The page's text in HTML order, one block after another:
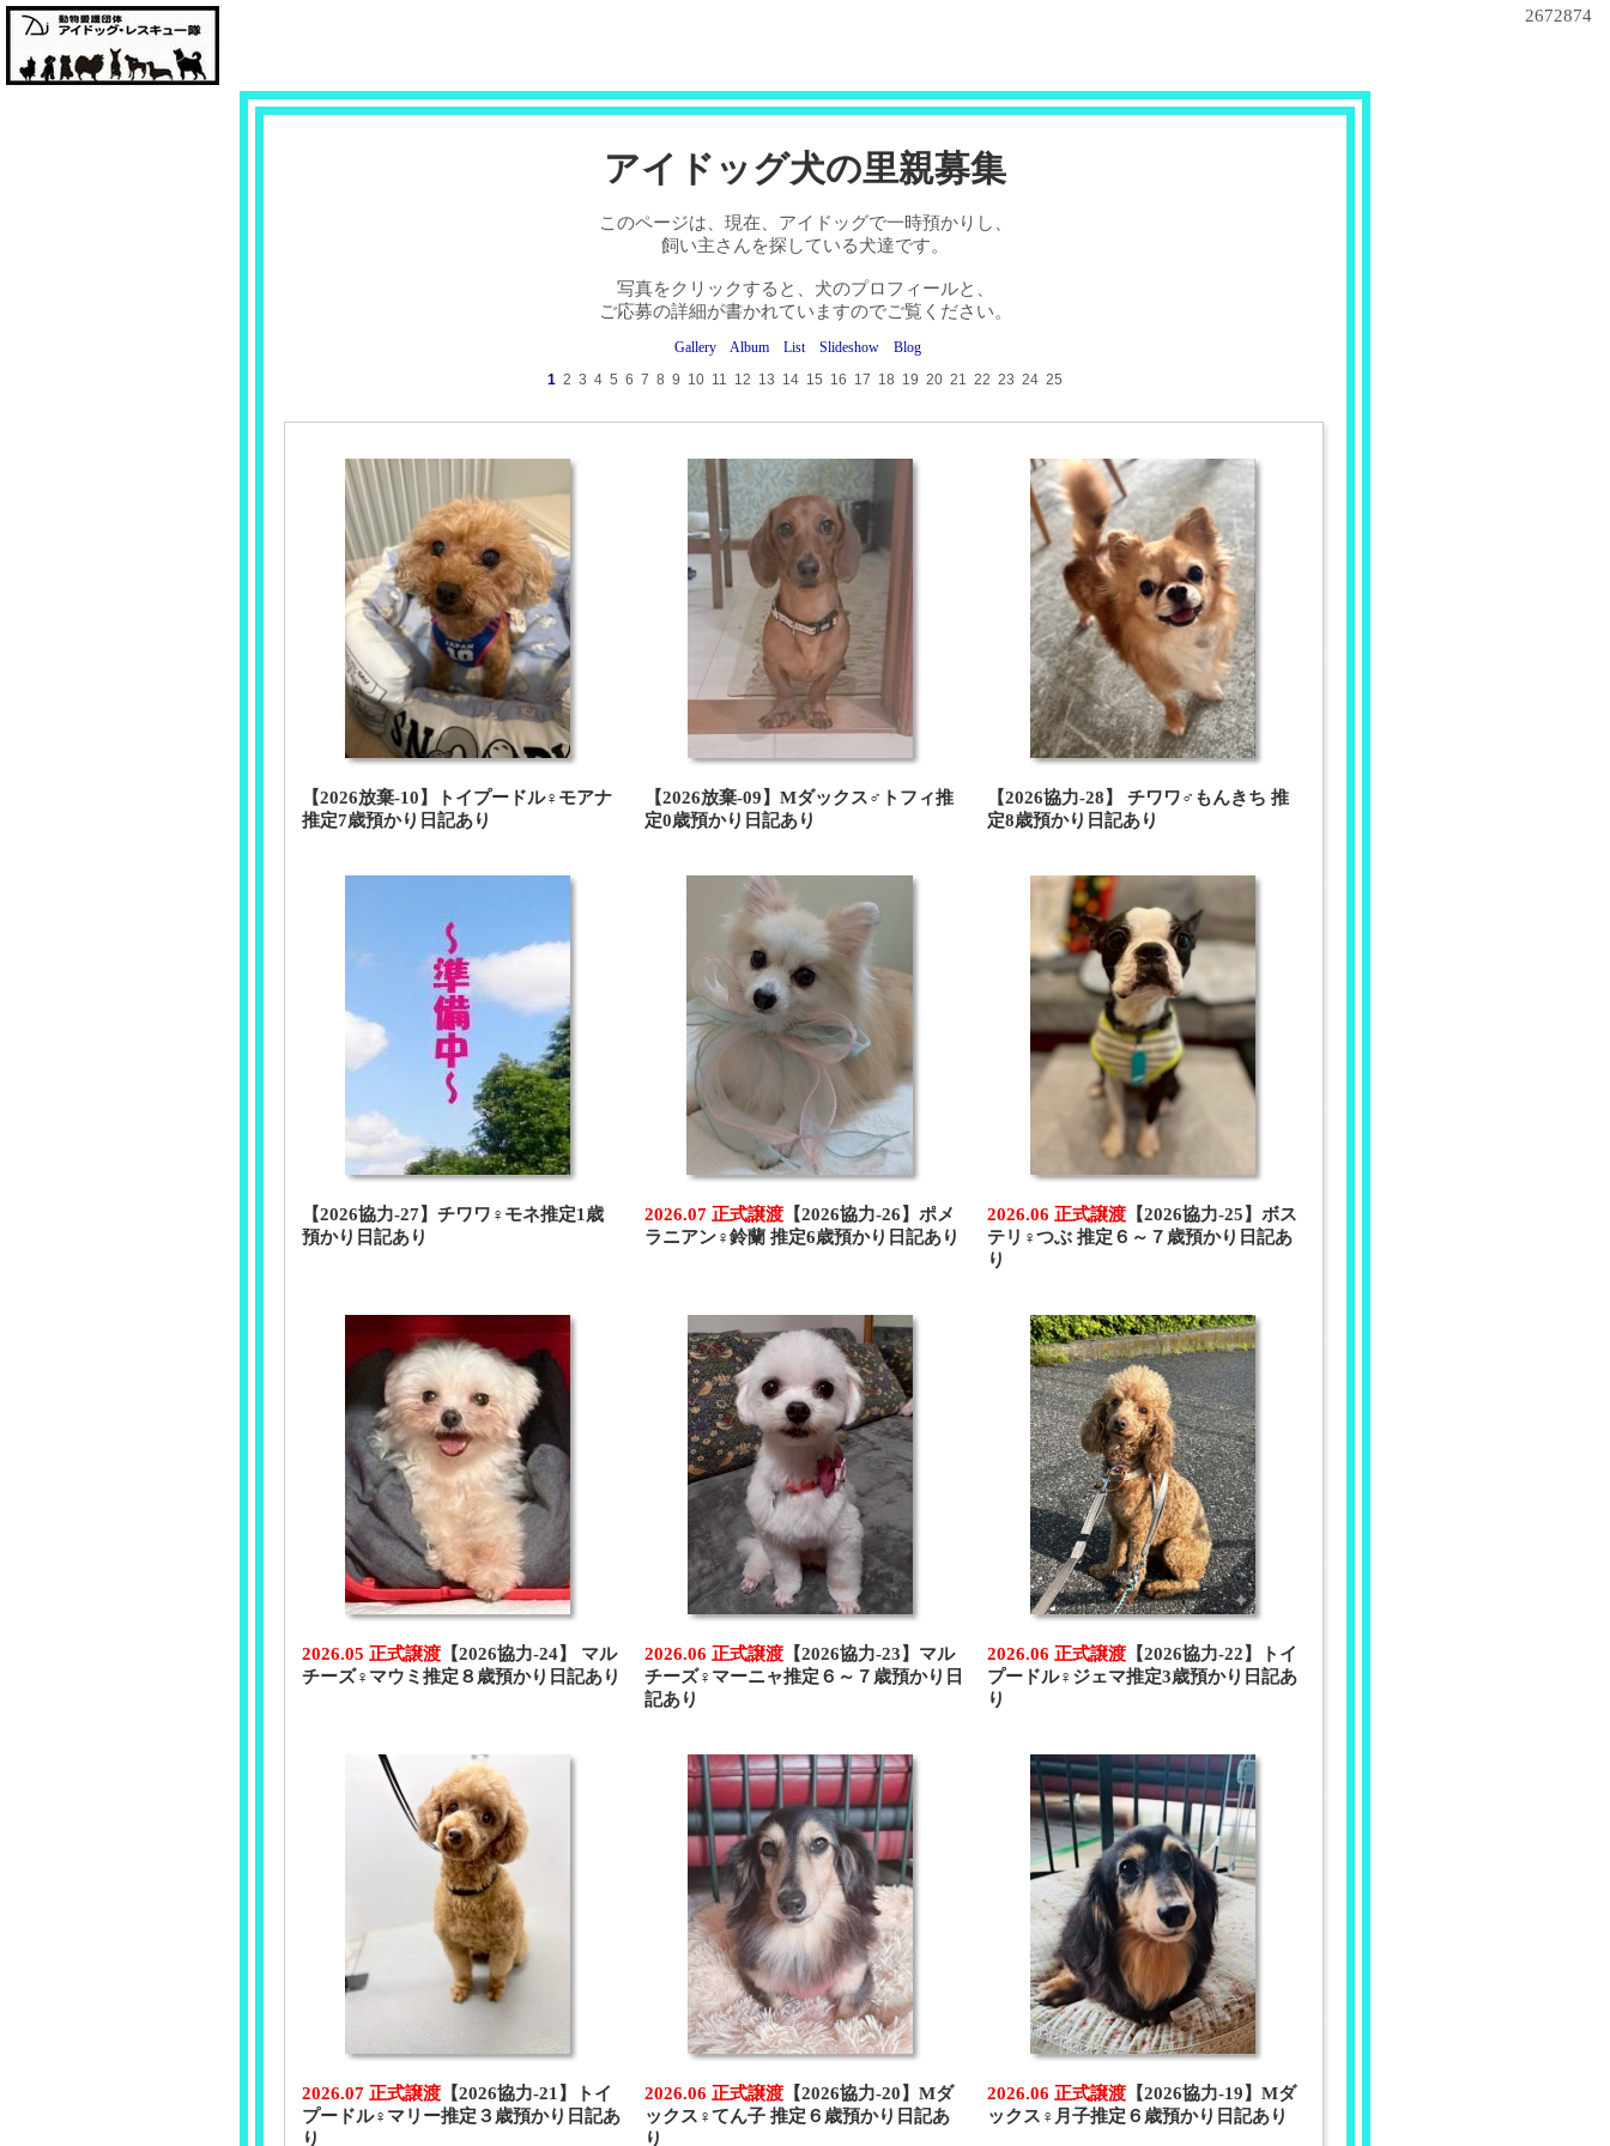
2672874
アイドッグ犬の里親募集
このページは、現在、アイドッグで一時預かりし、
飼い主さんを探している犬達です。
写真をクリックすると、犬のプロフィールと、
ご応募の詳細が書かれていますのでご覧ください。
Gallery Album List Slideshow
Blog
1 2 3 4 5 6 7 8 9 10 11 12 13 14 15 16 17 18 19 20 21 22 23 24 25
【2026放棄-10】トイプードル♀モアナ
推定7歳預かり日記あり
【2026放棄-09】Mダックス♂トフィ推
定0歳預かり日記あり
【2026協力-28】 チワワ♂もんきち 推
定8歳預かり日記あり
【2026協力-27】チワワ♀モネ推定1歳
預かり日記あり
2026.07 正式譲渡 【2026協力-26】ポメ
ラニアン♀鈴蘭 推定6歳預かり日記あり
2026.06 正式譲渡 【2026協力-25】ボス
テリ♀つぶ 推定６～７歳預かり日記あ
り
2026.05 正式譲渡 【2026協力-24】 マル
チーズ♀マウミ推定８歳預かり日記あり
2026.06 正式譲渡 【2026協力-23】マル
チーズ♀マーニャ推定６～７歳預かり日
記あり
2026.06 正式譲渡 【2026協力-22】トイ
プードル♀ジェマ推定3歳預かり日記あ
り
2026.07 正式譲渡 【2026協力-21】トイ
プードル♀マリー推定３歳預かり日記あ
り
2026.06 正式譲渡 【2026協力-20】Mダ
ックス♀てん子 推定６歳預かり日記あ
り
2026.06 正式譲渡 【2026協力-19】Mダ
ックス♀月子推定６歳預かり日記あり